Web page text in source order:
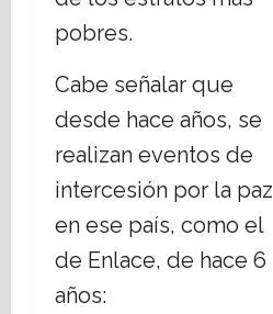
pobres.
Cabe señalar que
desde hace años, se
realizan eventos de
intercesión por la paz
en ese país, como el
de Enlace, de hace 6
años: